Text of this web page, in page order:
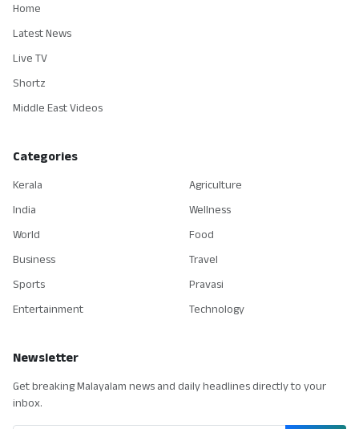
Home
Latest News
Live TV
Shortz
Middle East Videos
Categories
Kerala
India
World
Business
Sports
Entertainment
Agriculture
Wellness
Food
Travel
Pravasi
Technology
Newsletter
Get breaking Malayalam news and daily headlines directly to your
inbox.